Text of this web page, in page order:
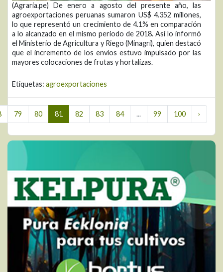
(Agraria.pe) De enero a agosto del presente año, las
agroexportaciones peruanas sumaron US$ 4.352 millones,
lo que representó un crecimiento de 4.1% en comparación
a lo alcanzado en el mismo periodo de 2018. Así lo informó
el Ministerio de Agricultura y Riego (Minagri), quien destacó
que el incremento de los envíos estuvo impulsado por las
mayores colocaciones de frutas y hortalizas.
Etiquetas: agroexportaciones
79 80 81 82 83 84 ... 99 100 ›